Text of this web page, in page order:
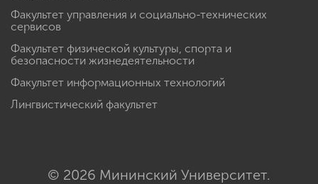
Факультет управления и социально-технических
сервисов
Факультет физической культуры, спорта и
безопасности жизнедеятельности
Факультет информационных технологий
Лингвистический факультет
© 2026 Мининский Университет.